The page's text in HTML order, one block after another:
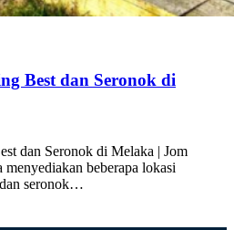
Best dan Seronok di
dan Seronok di Melaka | Jom
beberapa lokasi
seronok…